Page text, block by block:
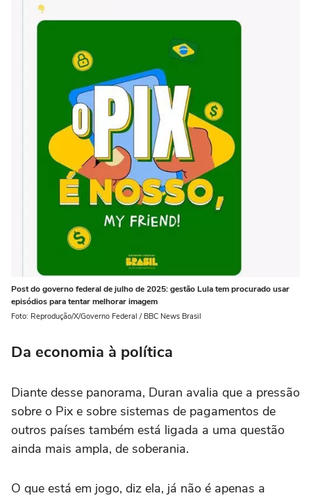
Post do governo federal de julho de 2025: gestão Lula tem procurado usar
episódios para tentar melhorar imagem
Foto: Reprodução/X/Governo Federal / BBC News Brasil
Da economia à política
Diante desse panorama, Duran avalia que a pressão
sobre o Pix e sobre sistemas de pagamentos de
outros países também está ligada a uma questão
ainda mais ampla, de soberania.
O que está em jogo, diz ela, já não é apenas a